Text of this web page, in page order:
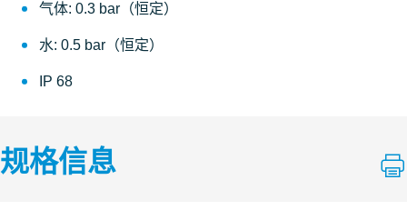
气体: 0.3 bar（恒定）
水: 0.5 bar（恒定）
IP 68
规格信息